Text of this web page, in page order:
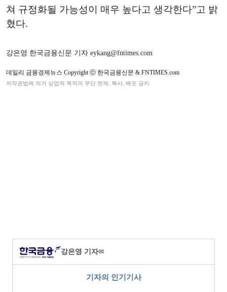
쳐 규정화될 가능성이 매우 높다고 생각한다”고 밝
혔다.
강은영 한국금융신문 기자 eykang@fntimes.com
데일리 금융경제뉴스 Copyright ⓒ 한국금융신문 & FNTIMES.com
저작권법에 의거 상업적 목적의 무단 전재, 복사, 배포 금지
강은영 기자✉
기자의 인기기사